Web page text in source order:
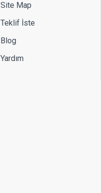
Site Map
Teklif İste
Blog
Yardım